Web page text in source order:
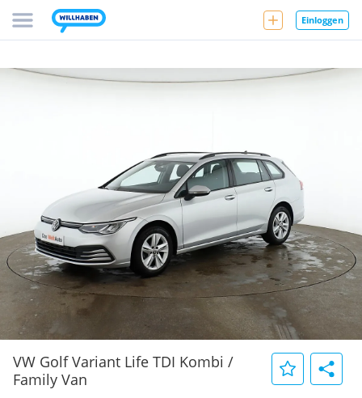
Einloggen
VW Golf Variant Life TDI Kombi /
Family Van